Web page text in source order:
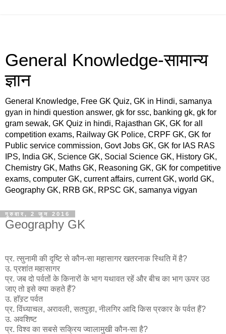
General Knowledge-सामान्य
ज्ञान
General Knowledge, Free GK Quiz, GK in Hindi, samanya
gyan in hindi question answer, gk for ssc, banking gk, gk for
gram sewak, GK Quiz in hindi, Rajasthan GK, GK for all
competition exams, Railway GK Police, CRPF GK, GK for
Public service commission, Govt Jobs GK, GK for IAS RAS
IPS, India GK, Science GK, Social Science GK, History GK,
Chemistry GK, Maths GK, Reasoning GK, GK for competitive
exams, computer GK, current affairs, current GK, world GK,
Geography GK, RRB GK, RPSC GK, samanya vigyan
गुरुवार, 2 जून 2016
Geography GK
प्र. त्सुनामी की दृष्टि से कौन-सा महासागर खतरनाक स्थिति में है?
उ. प्रशांत महासागर
प्र. जब दो पर्वतों के किनारों के भाग यथावत रहें और बीच का भाग ऊपर उठ
जाए तो इसे क्या कहते हैं?
उ. हाॅस्र्ट पर्वत
प्र. विंध्याचल, अरावली, सतपुड़ा, नीलगिर आदि किस प्रकार के पर्वत हैं?
उ. अवशिष्ट
प्र. विश्व का सबसे सक्रिय ज्वालामुखी कौन-सा है?